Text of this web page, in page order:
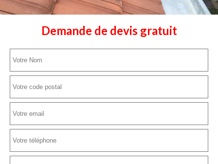
Demande de devis gratuit